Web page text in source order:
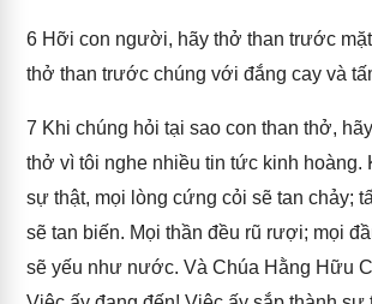
6 Hỡi con người, hãy thở than trước
thở than trước chúng với đắng cay và
7 Khi chúng hỏi tại sao con than thở,
thở vì tôi nghe nhiều tin tức kinh hoàng.
sự thật, mọi lòng cứng cỏi sẽ tan chảy;
sẽ tan biến. Mọi thần đều rũ rượi; mọi
sẽ yếu như nước. Và Chúa Hằng Hữu